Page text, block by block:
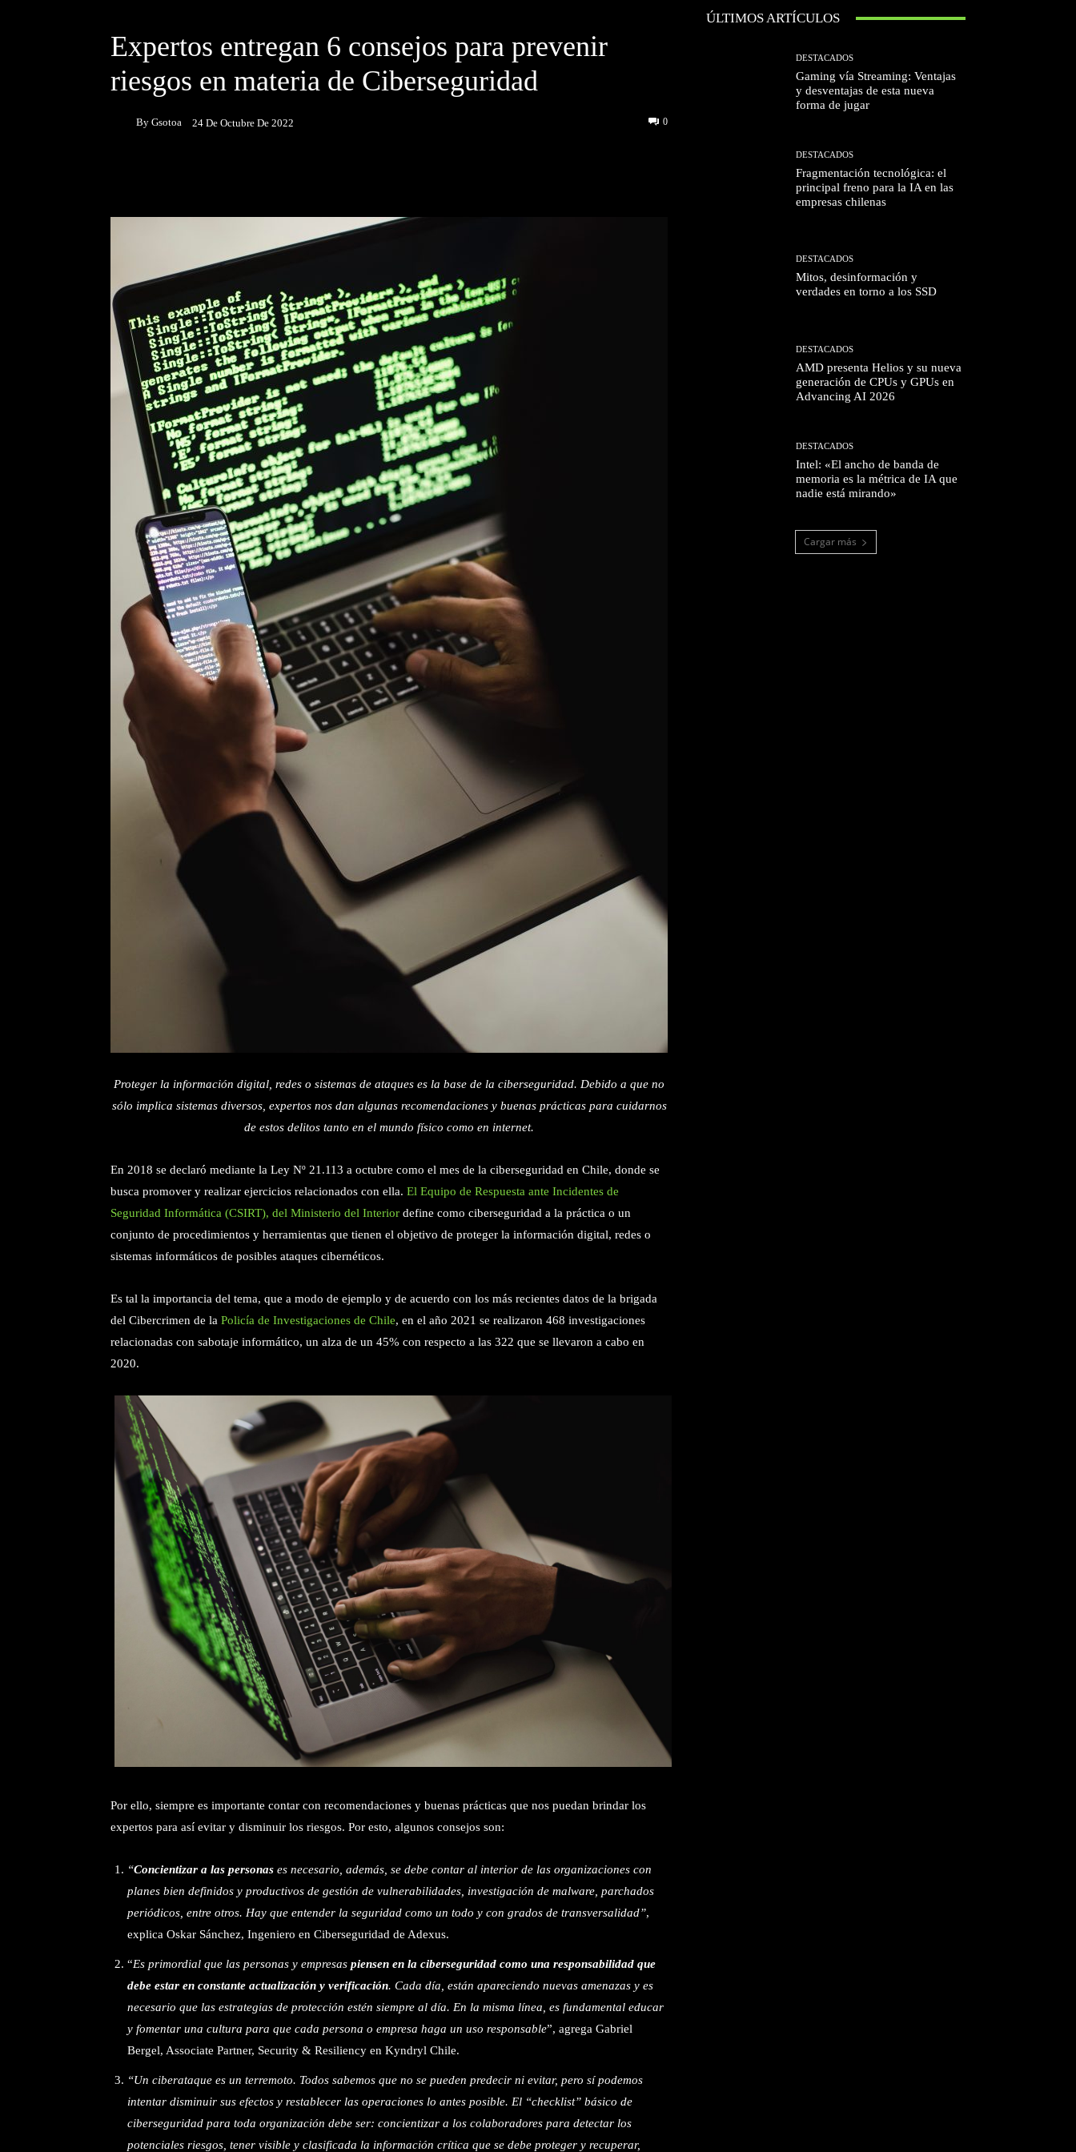
Expertos entregan 6 consejos para prevenir
riesgos en materia de Ciberseguridad
By Gsotoa 24 De Octubre De 2022 0
Proteger la información digital, redes o sistemas de ataques es la base de la ciberseguridad. Debido a que no
sólo implica sistemas diversos, expertos nos dan algunas recomendaciones y buenas prácticas para cuidarnos
de estos delitos tanto en el mundo físico como en internet.
En 2018 se declaró mediante la Ley Nº 21.113 a octubre como el mes de la ciberseguridad en Chile, donde se
busca promover y realizar ejercicios relacionados con ella. El Equipo de Respuesta ante Incidentes de
Seguridad Informática (CSIRT), del Ministerio del Interior define como ciberseguridad a la práctica o un
conjunto de procedimientos y herramientas que tienen el objetivo de proteger la información digital, redes o
sistemas informáticos de posibles ataques cibernéticos.
Es tal la importancia del tema, que a modo de ejemplo y de acuerdo con los más recientes datos de la brigada
del Cibercrimen de la Policía de Investigaciones de Chile, en el año 2021 se realizaron 468 investigaciones
relacionadas con sabotaje informático, un alza de un 45% con respecto a las 322 que se llevaron a cabo en
2020.
Por ello, siempre es importante contar con recomendaciones y buenas prácticas que nos puedan brindar los
expertos para así evitar y disminuir los riesgos. Por esto, algunos consejos son:
“Concientizar a las personas es necesario, además, se debe contar al interior de las organizaciones con
planes bien definidos y productivos de gestión de vulnerabilidades, investigación de malware, parchados
periódicos, entre otros. Hay que entender la seguridad como un todo y con grados de transversalidad”,
explica Oskar Sánchez, Ingeniero en Ciberseguridad de Adexus.
“Es primordial que las personas y empresas piensen en la ciberseguridad como una responsabilidad que
debe estar en constante actualización y verificación. Cada día, están apareciendo nuevas amenazas y es
necesario que las estrategias de protección estén siempre al día. En la misma línea, es fundamental educar
y fomentar una cultura para que cada persona o empresa haga un uso responsable”, agrega Gabriel
Bergel, Associate Partner, Security & Resiliency en Kyndryl Chile.
“Un ciberataque es un terremoto. Todos sabemos que no se pueden predecir ni evitar, pero sí podemos
intentar disminuir sus efectos y restablecer las operaciones lo antes posible. El “checklist” básico de
ciberseguridad para toda organización debe ser: concientizar a los colaboradores para detectar los
potenciales riesgos, tener visible y clasificada la información crítica que se debe proteger y recuperar,
ÚLTIMOS ARTÍCULOS
DESTACADOS
Gaming vía Streaming: Ventajas
y desventajas de esta nueva
forma de jugar
DESTACADOS
Fragmentación tecnológica: el
principal freno para la IA en las
empresas chilenas
DESTACADOS
Mitos, desinformación y
verdades en torno a los SSD
DESTACADOS
AMD presenta Helios y su nueva
generación de CPUs y GPUs en
Advancing AI 2026
DESTACADOS
Intel: «El ancho de banda de
memoria es la métrica de IA que
nadie está mirando»
Cargar más